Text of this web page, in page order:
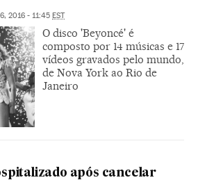
2016 - 11:45 EST
O disco 'Beyoncé' é
composto por 14 músicas e 17
vídeos gravados pelo mundo,
de Nova York ao Rio de
Janeiro
após cancelar